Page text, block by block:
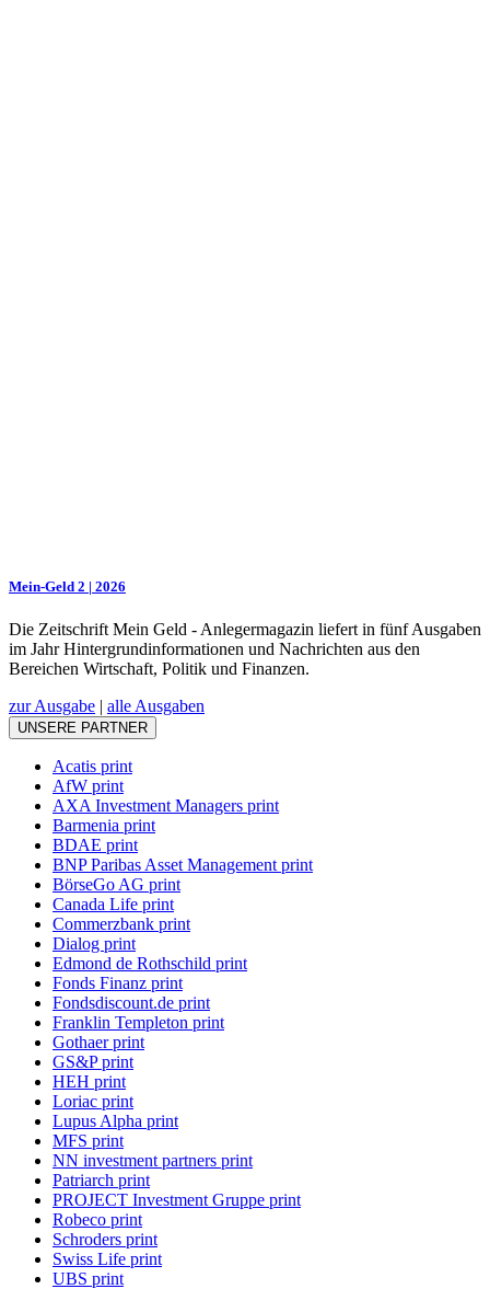
Mein-Geld 2 | 2026
Die Zeitschrift Mein Geld - Anlegermagazin liefert in fünf Ausgaben
im Jahr Hintergrundinformationen und Nachrichten aus den
Bereichen Wirtschaft, Politik und Finanzen.
zur Ausgabe | alle Ausgaben
UNSERE PARTNER
Acatis print
AfW print
AXA Investment Managers print
Barmenia print
BDAE print
BNP Paribas Asset Management print
BörseGo AG print
Canada Life print
Commerzbank print
Dialog print
Edmond de Rothschild print
Fonds Finanz print
Fondsdiscount.de print
Franklin Templeton print
Gothaer print
GS&P print
HEH print
Loriac print
Lupus Alpha print
MFS print
NN investment partners print
Patriarch print
PROJECT Investment Gruppe print
Robeco print
Schroders print
Swiss Life print
UBS print